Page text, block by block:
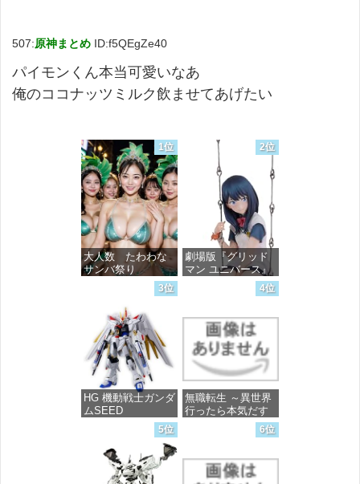
507:原神まとめ ID:f5QEgZe40
パイモンくん本当可愛いなあ
俺のココナッツミルク飲ませてあげたい
1位
大人数 たわわな
サンバ祭り
価格：¥99
2位
劇場版『グリッド
マン ユニバース』
宝多六花 wall figure
1/7スケール プラス
完成品フィギュア
価格：¥13,756
3位
HG 機動戦士ガンダ
ムSEED
FREEDOM マイテ
ィーストライクフ
リーダムガンダム
1/144スケール 色分
け済みプラモデル
4位
無職転生 ～異世界
行ったら本気だす
～ 20 (MFコミック
ス フラッパーシ
価格：¥748
5位 6位